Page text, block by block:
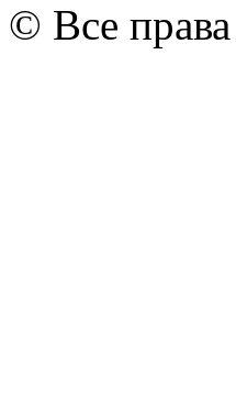
© Все